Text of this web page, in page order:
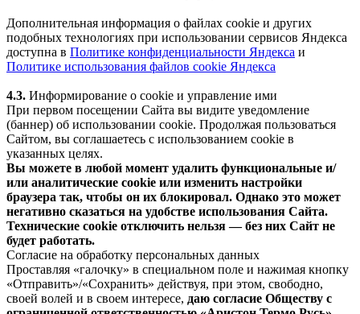
Дополнительная информация о файлах cookie и других
подобных технологиях при использовании сервисов Яндекса
доступна в Политике конфиденциальности Яндекса и
Политике использования файлов cookie Яндекса
4.3. Информирование о cookie и управление ими
При первом посещении Сайта вы видите уведомление
(баннер) об использовании cookie. Продолжая пользоваться
Сайтом, вы соглашаетесь с использованием cookie в
указанных целях.
Вы можете в любой момент удалить функциональные и/
или аналитические cookie или изменить настройки
браузера так, чтобы он их блокировал. Однако это может
негативно сказаться на удобстве использования Сайта.
Технические cookie отключить нельзя — без них Сайт не
будет работать.
Согласие на обработку персональных данных
Проставляя «галочку» в специальном поле и нажимая кнопку
«Отправить»/«Сохранить» действуя, при этом, свободно,
своей волей и в своем интересе, даю согласие Обществу с